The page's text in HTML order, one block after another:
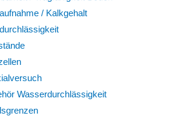
/ Kalkgehalt
Wasserdurchlässigkeit